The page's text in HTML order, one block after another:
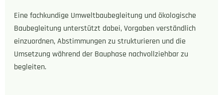
Eine fachkundige Umweltbaubegleitung und ökologische
Baubegleitung unterstützt dabei, Vorgaben verständlich
einzuordnen, Abstimmungen zu strukturieren und die
Umsetzung während der Bauphase nachvollziehbar zu
begleiten.